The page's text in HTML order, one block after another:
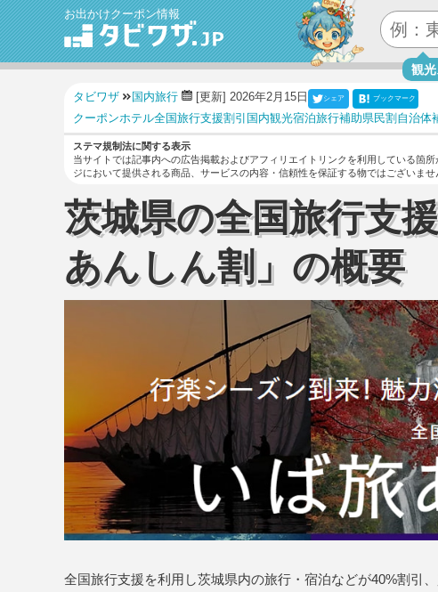
お出かけクーポン情報
観
タビワザ 国内旅行 [更新] 2026年2月15日 シェア ブックマーク
クーポンホテル全国旅行支援割引 国内観光宿泊旅行補助県民割 自治体
ステマ規制法に関する表示
当サイトでは記事内への広告掲載およびアフィリエイトリンクを利用している箇
ジにおいて提供される商品、サービスの内容・信頼性を保証する物ではございませ
茨城県の全国旅行支
あんしん割」の概要
全国旅行支援を利用し茨城県内の旅行・宿泊などが40%割引